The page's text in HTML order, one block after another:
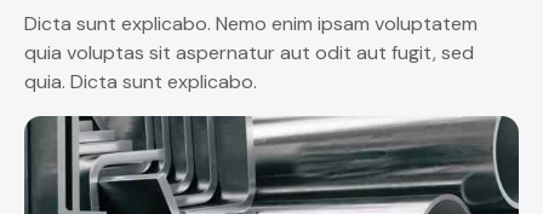
Dicta sunt explicabo. Nemo enim ipsam voluptatem
quia voluptas sit aspernatur aut odit aut fugit, sed
quia. Dicta sunt explicabo.